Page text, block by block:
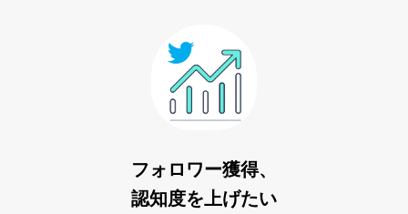
フォロワー獲得、
認知度を上げたい